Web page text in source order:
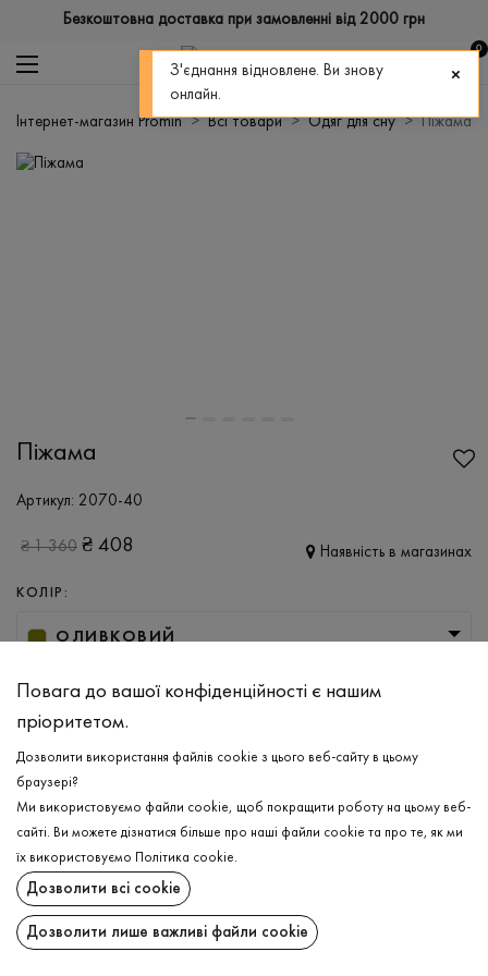
Безкоштовна доставка при замовленні від 2000 грн
0
Інтернет-магазин Promin Всі товари Одяг для сну Піжама
Піжама
Артикул: 2070-40
₴1 360 ₴ 408 Наявність в магазинах
КОЛІР:
ОЛИВКОВИЙ
РОЗМІР
XS S M
ДОДАТИ ДО КОШИКА
ОБЕРІТЬ РОЗМІР
Піжама
ДОДАТИ ДО КОШИКА
ОПИС
Повага до вашої конфіденційності є нашим
пріоритетом.
Дозволити використання файлів cookie з цього веб-сайту в цьому
браузері?
Ми використовуємо файли cookie, щоб покращити роботу на цьому веб-
сайті. Ви можете дізнатися більше про наші файли cookie та про те, як ми
їх використовуємо
Політика cookie.
Дозволити всі cookie
Дозволити лише важливі файли cookie
З'єднання відновлене. Ви знову
онлайн.